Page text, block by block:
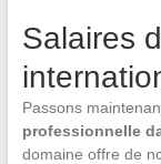
Salaires
Passons
professionnelle
domaine offre de